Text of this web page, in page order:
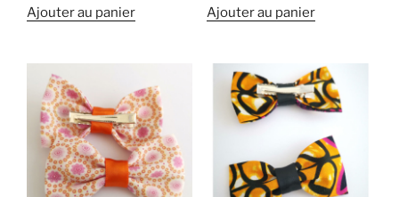
Ajouter au panier
Ajouter au panier